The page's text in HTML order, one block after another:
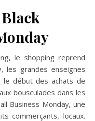
le shopping reprend
les grandes enseignes
le début des achats de
bousculades dans les
Business Monday, une
commerçants, locaux.